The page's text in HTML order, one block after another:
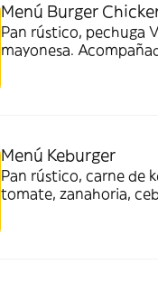
Menú Burger
Pan rústico, pechuga
mayonesa.
Menú Keburger
Pan rústico, carne de
tomate, zanahoria,